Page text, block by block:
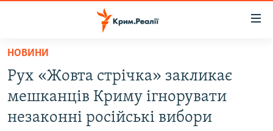
Перейти
основного
матеріалу
до
ВОДА.КРИМ
ВІДЕО ТА ФОТО
НОВИНИ
Рух «Жовта стрічка» закликає
мешканців Криму ігнорувати
незаконні російські вибори